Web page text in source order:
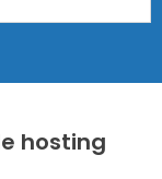
hosting